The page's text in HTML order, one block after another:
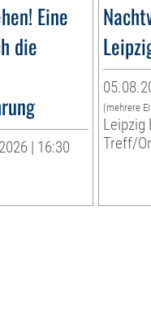
Eine
die
| 16:30
(mehrere
Leipzig
Treff/